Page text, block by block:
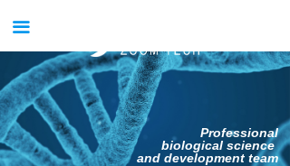
Professional
biological science
and development team
끀
首页
关于我们
新闻中心
产品中心